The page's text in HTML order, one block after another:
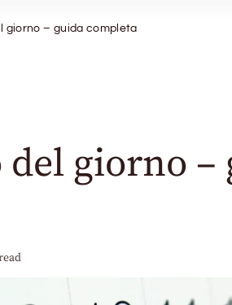
giorno – guida completa
del giorno